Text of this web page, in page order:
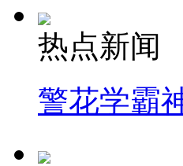
热点新闻
警花学霸